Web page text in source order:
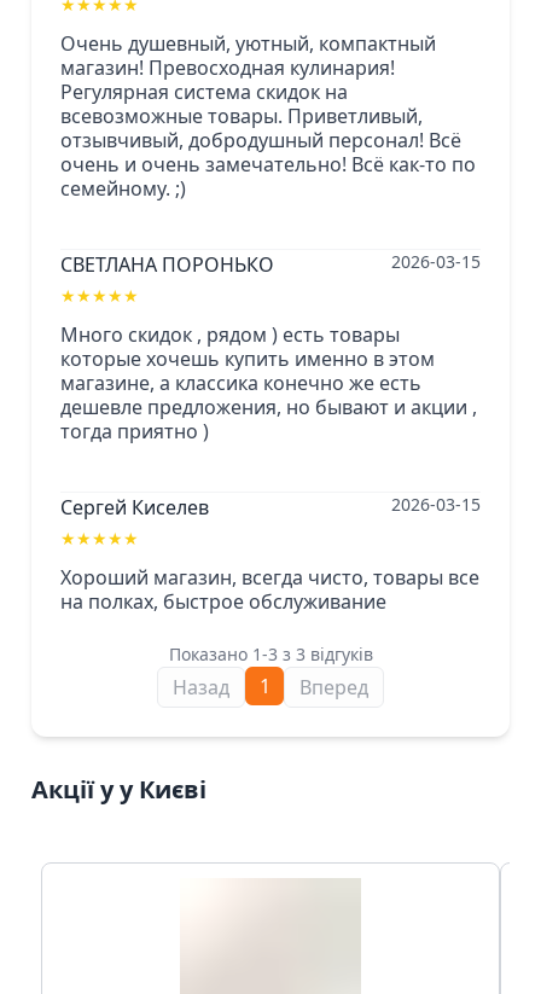
★★★★★
Очень душевный, уютный, компактный
магазин! Превосходная кулинария!
Регулярная система скидок на
всевозможные товары. Приветливый,
отзывчивый, добродушный персонал! Всё
очень и очень замечательно! Всё как-то по
семейному. ;)
СВЕТЛАНА ПОРОНЬКО
★★★★★
2026-03-15
Много скидок , рядом ) есть товары
которые хочешь купить именно в этом
магазине, а классика конечно же есть
дешевле предложения, но бывают и акции ,
тогда приятно )
Сергей Киселев
★★★★★
2026-03-15
Хороший магазин, всегда чисто, товары все
на полках, быстрое обслуживание
Показано 1-3 з 3 відгуків
Назад 1 Вперед
Акції у у Києві